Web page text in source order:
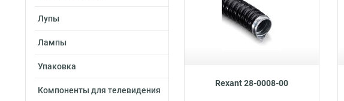
Лупы
Лампы
Упаковка
Компоненты для телевидения
Rexant 28-0008-00